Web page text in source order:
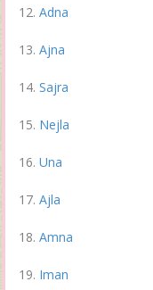
Adna
Ajna
Sajra
Nejla
Una
Ajla
Amna
Iman